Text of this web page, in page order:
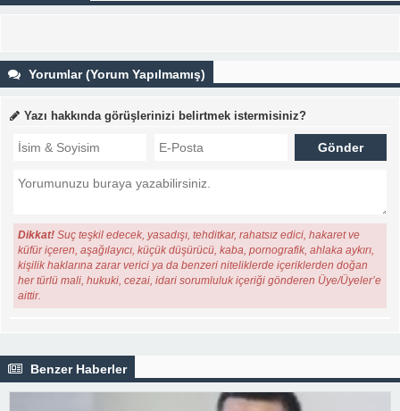
Yorumlar (Yorum Yapılmamış)
Yazı hakkında görüşlerinizi belirtmek istermisiniz?
Dikkat! Suç teşkil edecek, yasadışı, tehditkar, rahatsız edici, hakaret ve
küfür içeren, aşağılayıcı, küçük düşürücü, kaba, pornografik, ahlaka aykırı,
kişilik haklarına zarar verici ya da benzeri niteliklerde içeriklerden doğan
her türlü mali, hukuki, cezai, idari sorumluluk içeriği gönderen Üye/Üyeler’e
aittir.
Benzer Haberler